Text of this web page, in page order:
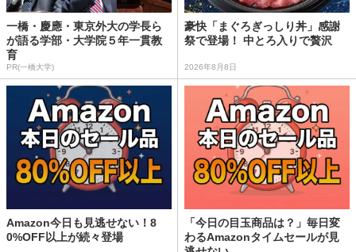
一橋・慶應・東京外大の学長ら
が語る学部・大学院５年一貫教
育
PR(一橋大学)
豪快「まぐろぎっしり丼」感謝
祭で登場！ 中とろ入りで贅沢
2026年8月8日
Amazon今日も見逃せない！8
0%OFF以上が続々登場
「今日の目玉商品は？」毎日変
わるAmazonタイムセールが見